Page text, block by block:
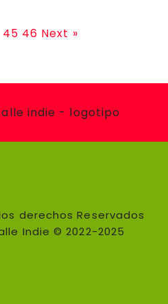
45 46 Next »
derechos Reservados
Indie © 2022-2025